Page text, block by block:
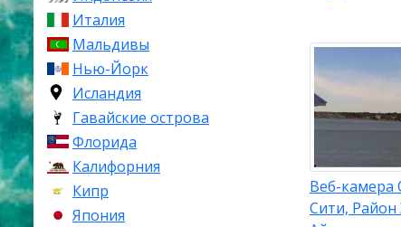
Италия
Мальдивы
Нью-Йорк
Исландия
Гавайские острова
Флорида
Калифорния
Кипр
Япония
Веб-камера
Сити, Район